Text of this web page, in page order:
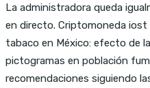
La administradora queda
en directo. Criptomoneda
tabaco en México: efecto de
pictogramas en población
recomendaciones siguiendo